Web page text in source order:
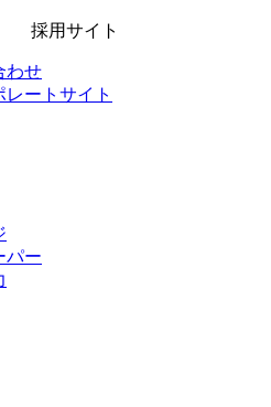
採用サイト
わせ
レートサイト
パー